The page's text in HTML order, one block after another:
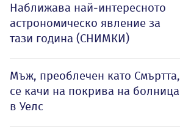
Наближава най-интересното
астрономическо явление за
тази година (СНИМКИ)
Мъж, преоблечен като Смъртта,
се качи на покрива на болница
в Уелс